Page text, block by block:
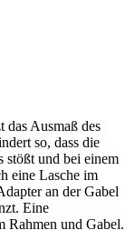
Ausmaß des
so, dass die
stößt und bei einem
eine Lasche im
an der Gabel
Eine
Rahmen und Gabel.